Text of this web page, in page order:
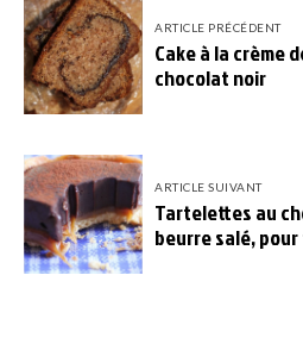
ARTICLE PRÉCÉDENT
Cake à la crème
chocolat noir
ARTICLE SUIVANT
Tartelettes au
beurre salé,